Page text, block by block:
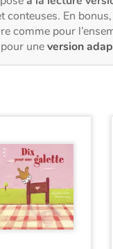
conteuses. En
comme pour
uneversion